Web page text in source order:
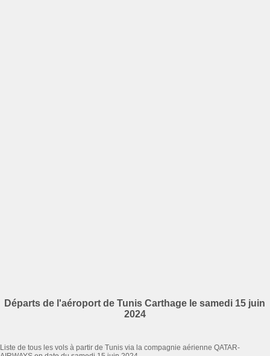
Départs de l'aéroport de Tunis Carthage le samedi 15 juin
2024
Liste de tous les vols à partir de Tunis via la compagnie aérienne QATAR-